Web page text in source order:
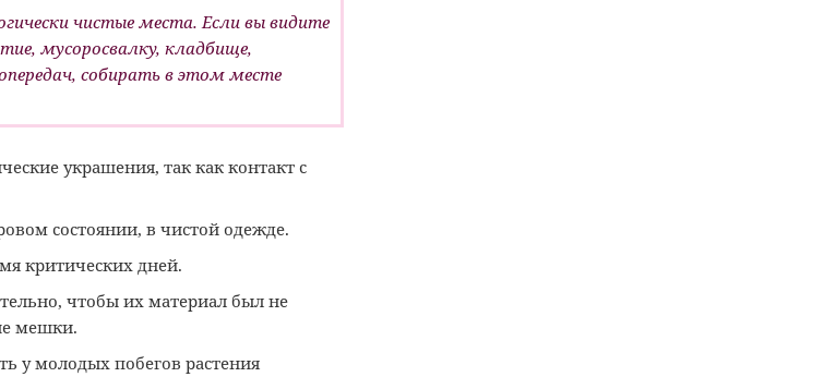
чистые места. Если вы видите
мусоросвалку, кладбище,
собирать в этом месте
украшения, так как контакт с
состоянии, в чистой одежде.
критических дней.
чтобы их материал был не
мешки.
у молодых побегов растения